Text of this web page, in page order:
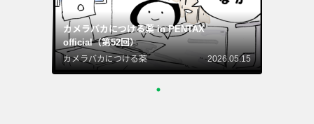
カメラバカにつける薬 in PENTAX
official（第52回）
カメラバカにつける薬 2026.05.15